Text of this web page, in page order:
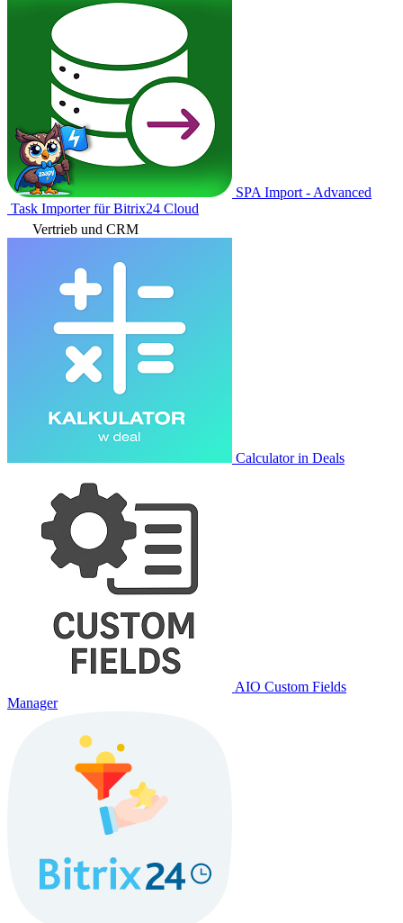
SPA Import - Advanced
Task Importer für Bitrix24 Cloud
Vertrieb und CRM
Calculator in Deals
AIO Custom Fields
Manager